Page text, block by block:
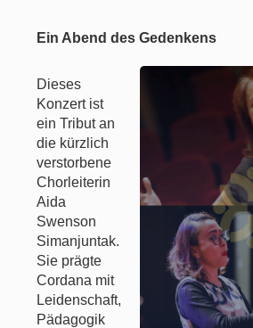
Ein Abend des Gedenkens
Dieses
Konzert ist
ein Tribut an
die kürzlich
verstorbene
Chorleiterin
Aida
Swenson
Simanjuntak.
Sie prägte
Cordana mit
Leidenschaft,
Pädagogik